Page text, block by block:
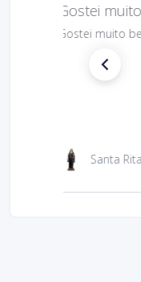
Gostei
Gostei muito
Santa